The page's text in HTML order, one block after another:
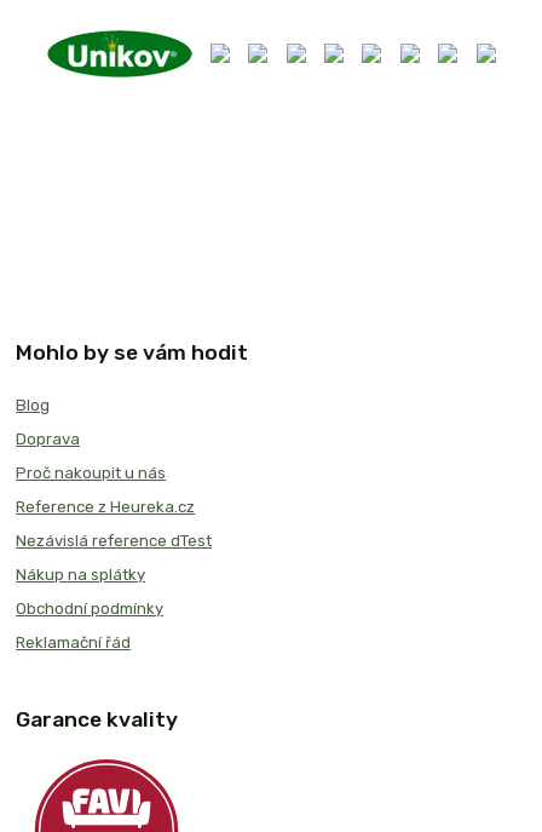
Mohlo by se vám hodit
Blog
Doprava
Proč nakoupit u nás
Reference z Heureka.cz
Nezávislá reference dTest
Nákup na splátky
Obchodní podmínky
Reklamační řád
Garance kvality